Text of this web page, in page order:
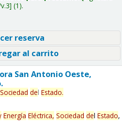
(1).
reserva
al carrito
San Antonio Oeste,
Sociedad del Estado.
Energía Eléctrica, Sociedad del Estado,